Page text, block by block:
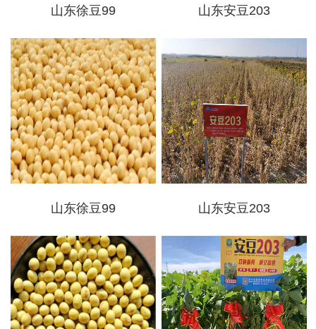
山东徐豆99 山东安豆203
山东徐豆99 山东安豆203